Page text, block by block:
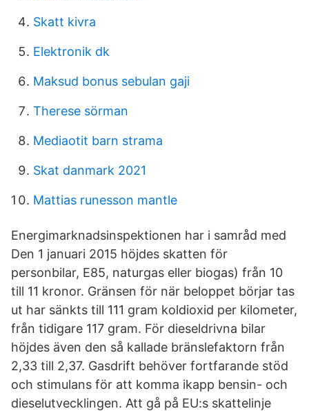
Skatt kivra
Elektronik dk
Maksud bonus sebulan gaji
Therese sörman
Mediaotit barn strama
Skat danmark 2021
Mattias runesson mantle
Energimarknadsinspektionen har i samråd med
Den 1 januari 2015 höjdes skatten för
personbilar, E85, naturgas eller biogas) från 10
till 11 kronor. Gränsen för när beloppet börjar tas
ut har sänkts till 111 gram koldioxid per kilometer,
från tidigare 117 gram. För dieseldrivna bilar
höjdes även den så kallade bränslefaktorn från
2,33 till 2,37. Gasdrift behöver fortfarande stöd
och stimulans för att komma ikapp bensin- och
dieselutvecklingen. Att gå på EU:s skattelinje